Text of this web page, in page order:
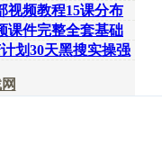
视频教程15课分布
课件完整全套基础
划30天黑搜实操强